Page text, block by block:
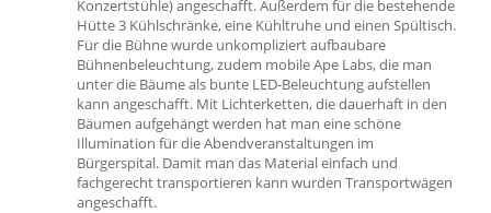
Konzertstühle) angeschafft. Außerdem für die bestehende
Hütte 3 Kühlschränke, eine Kühltruhe und einen Spültisch.
Für die Bühne wurde unkompliziert aufbaubare
Bühnenbeleuchtung, zudem mobile Ape Labs, die man
unter die Bäume als bunte LED-Beleuchtung aufstellen
kann angeschafft. Mit Lichterketten, die dauerhaft in den
Bäumen aufgehängt werden hat man eine schöne
Illumination für die Abendveranstaltungen im
Bürgerspital. Damit man das Material einfach und
fachgerecht transportieren kann wurden Transportwägen
angeschafft.